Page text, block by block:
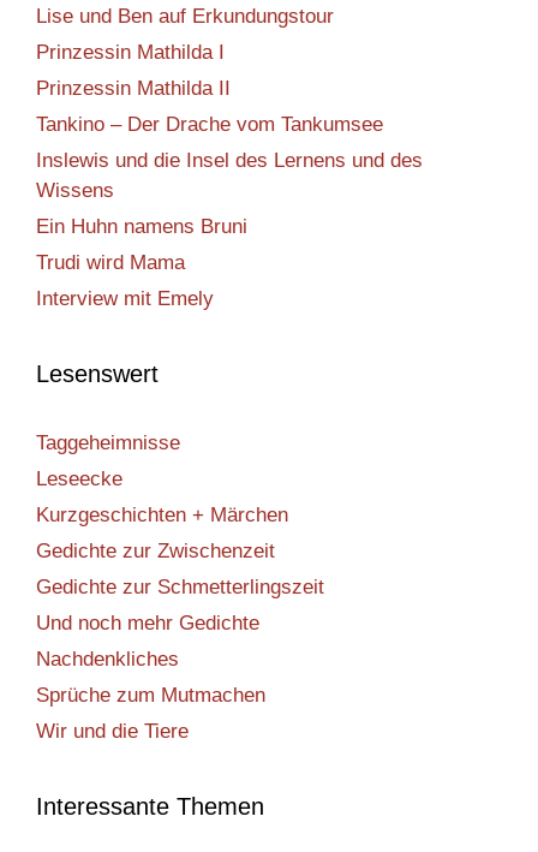
Lise und Ben auf Erkundungstour
Prinzessin Mathilda I
Prinzessin Mathilda II
Tankino – Der Drache vom Tankumsee
Inslewis und die Insel des Lernens und des
Wissens
Ein Huhn namens Bruni
Trudi wird Mama
Interview mit Emely
Lesenswert
Taggeheimnisse
Leseecke
Kurzgeschichten + Märchen
Gedichte zur Zwischenzeit
Gedichte zur Schmetterlingszeit
Und noch mehr Gedichte
Nachdenkliches
Sprüche zum Mutmachen
Wir und die Tiere
Interessante Themen